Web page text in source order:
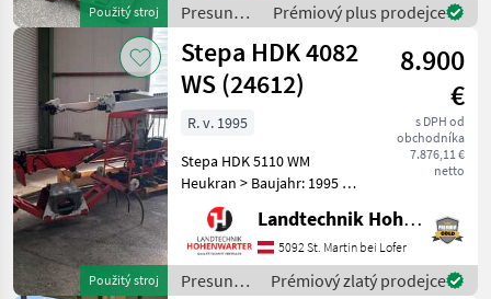
Krüger
Lasco
Stöckl
MODEL
HDC
31.74S
Použitý stroj
Presun
materiálu
/ Stepa
Prémiový plus prodejce
Použitý stroj
Stepa HDK 4082
WS (24612)
8.900
€
s DPH od
obchodníka
7.876,11 €
netto
R. v. 1995
Stepa HDK 5110 WM
Heukran > Baujahr: 1995 >
Spurweite: 2 m > Teleskop:
2-fach Teleskop >
Reichweite: 8, 2 m >
Windengreifzug > Greifer:
Heugreifer 100 cm > 4 Stück
Landtechnik Hohenwarter GmbH
5092 St. Martin bei Lofer
Presun
Prémiový zlatý prodejce